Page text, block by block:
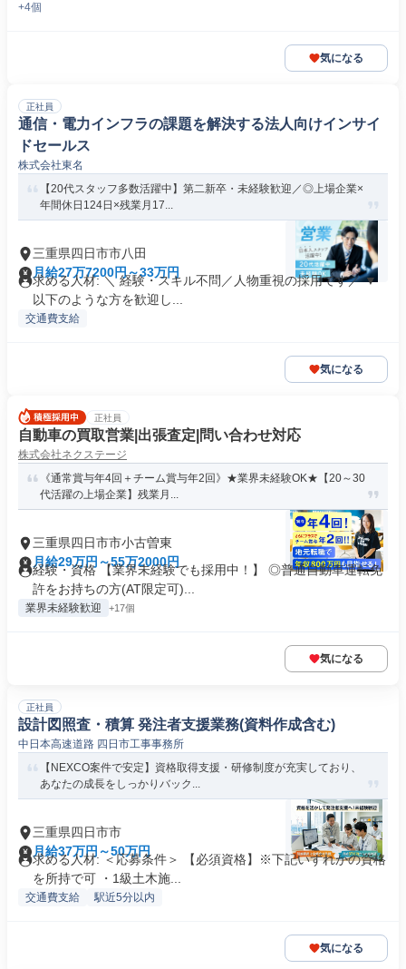
+4個
気になる
正社員
通信・電力インフラの課題を解決する法人向けインサイ
ドセールス
株式会社東名
【20代スタッフ多数活躍中】第二新卒・未経験歓迎／◎上場企業×
年間休日124日×残業月17...
三重県四日市市八田
月給27万7200円～33万円
求める人材: ＼ 経験・スキル不問／人物重視の採用です／ ▼
以下のような方を歓迎し...
交通費支給
気になる
正社員
自動車の買取営業|出張査定|問い合わせ対応
株式会社ネクステージ
《通常賞与年4回＋チーム賞与年2回》★業界未経験OK★【20～30
代活躍の上場企業】残業月...
三重県四日市市小古曽東
月給29万円～55万2000円
経験・資格 【業界未経験でも採用中！】 ◎普通自動車運転免
許をお持ちの方(AT限定可)...
業界未経験歓迎 +17個
気になる
正社員
設計図照査・積算 発注者支援業務(資料作成含む)
中日本高速道路 四日市工事事務所
【NEXCO案件で安定】資格取得支援・研修制度が充実しており、
あなたの成長をしっかりバック...
三重県四日市市
月給37万円～50万円
求める人材: ＜応募条件＞ 【必須資格】※下記いずれかの資格
を所持で可 ・1級土木施...
交通費支給 駅近5分以内
気になる